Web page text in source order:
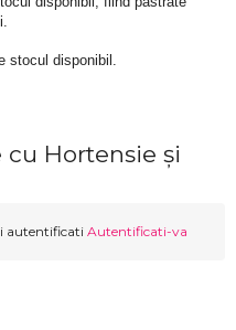
stocul disponibil.
Hortensie și
autentificati Autentificati-va